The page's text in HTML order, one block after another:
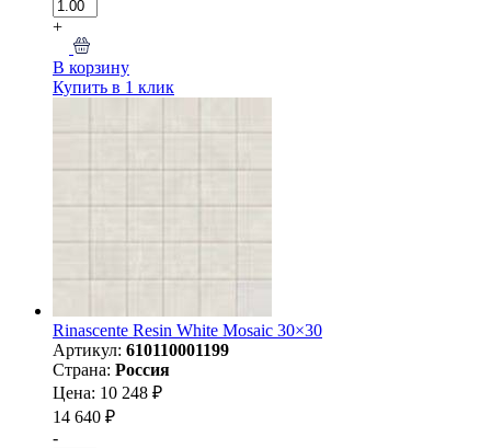
+
В корзину
Купить в 1 клик
Rinascente Resin White Mosaic 30×30
Артикул: 610110001199
Страна: Россия
Цена: 10 248 ₽
14 640 ₽
-